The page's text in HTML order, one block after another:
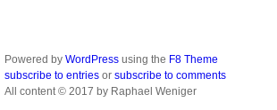
Powered by WordPress using the F8 Theme
subscribe to entries or subscribe to comments
All content © 2017 by Raphael Weniger